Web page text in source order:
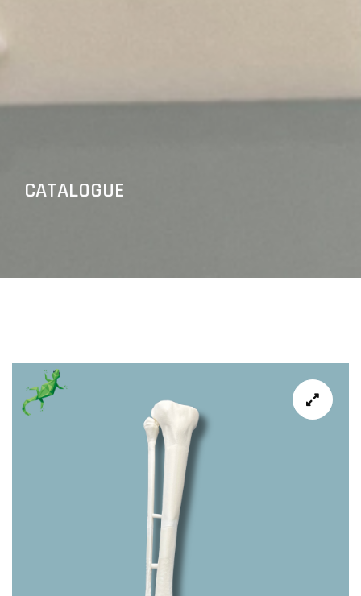
CATALOGUE